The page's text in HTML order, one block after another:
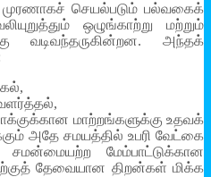
செயல்படும் பல்வகைக்
ஒழுங்காற்று மற்றும்
வடிவந்தருகின்றன. அந்தக்
மாற்றங்களுக்கு உதவக்
அதே சமயத்தில் உபரி வேட்கை
மேம்பாட்டுக்கான
தேவையான திறன்கள் மிக்க